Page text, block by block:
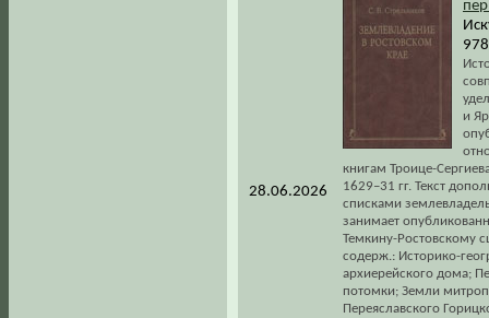
28.06.2026
и
книгам Троице-
1629–31 гг. Текст
списками
занимает
Темкину-Ростовскому
содерж.: Историко-
архиерейского дома;
потомки; Земли
Переяславского